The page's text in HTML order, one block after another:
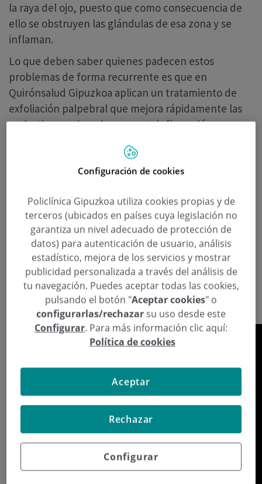
la raya del ojo, puesto que como consecuencia de
ello se obstruyen las glándulas de esa zona y se
inflaman.
Lo que deben saber quienes padecen estos
problemas de forma recurrente es que en
Quirónsalud Gipuzkoa aplican un tratamiento de
exfoliación palpebral que mejora rápidamente las
molestias ocasionadas por esta inflamación.
¿En qué consiste el tratamiento de
tratamiento médico local, que se puede hacer en
casa y consiste en una limpieza profunda de esa
zona. Con una microesponja rotatoria y unos
productos especiales, retiramos todo el biofilm que
se adhiere en esa zona, y que la convierte en un
terreno propicio para que crezcan bacterias y
ácaros, desarrollando orzuelos, empeorando el ojo
seco y produciendo conjuntivitis.
Configuración de cookies
Policlínica Gipuzkoa utiliza cookies propias y de
terceros (ubicados en países cuya legislación no
garantiza un nivel adecuado de protección de
datos) para autenticación de usuario, análisis
estadístico, mejora de los servicios y mostrar
publicidad personalizada a través del análisis de
tu navegación. Puedes aceptar todas las cookies,
pulsando el botón "Aceptar cookies" o
configurarlas/rechazar su uso desde este
Configurar. Para más información clic aquí:
Política de cookies
Configurar
Rechazar
Aceptar